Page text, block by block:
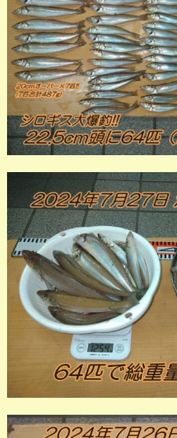
スタッフ釣行記
釣果投稿フォーム
お問い合わせ